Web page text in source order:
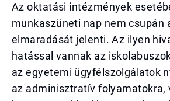
Az oktatási intézmények
munkaszüneti nap nem csupán
elmaradását jelenti. Az ilyen
hatással vannak az
az egyetemi ügyfélszolgálatok
az adminisztratív folyamatokra,